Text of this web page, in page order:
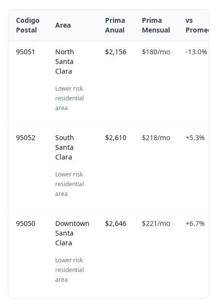
Codigo
Postal
Area
Prima
Anual
Prima
Mensual
vs
95051
North
Santa
Clara
Lower risk
residential
area
$2,156 $180/mo -13.0%
95052
South
Santa
Clara
Lower risk
residential
area
$2,610 $218/mo +5.3%
95050
Downtown
Santa
Clara
Lower risk
residential
area
$2,646 $221/mo +6.7%